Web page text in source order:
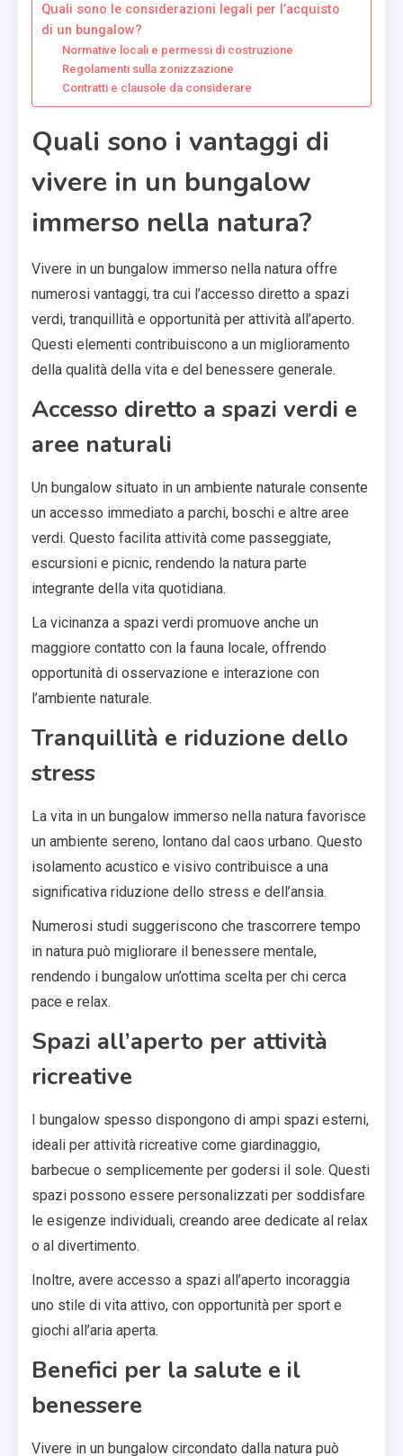
Quali sono le considerazioni legali per l’acquisto
di un bungalow?
Normative locali e permessi di costruzione
Regolamenti sulla zonizzazione
Contratti e clausole da considerare
Quali sono i vantaggi di
vivere in un bungalow
immerso nella natura?
Vivere in un bungalow immerso nella natura offre
numerosi vantaggi, tra cui l’accesso diretto a spazi
verdi, tranquillità e opportunità per attività all’aperto.
Questi elementi contribuiscono a un miglioramento
della qualità della vita e del benessere generale.
Accesso diretto a spazi verdi e
aree naturali
Un bungalow situato in un ambiente naturale consente
un accesso immediato a parchi, boschi e altre aree
verdi. Questo facilita attività come passeggiate,
escursioni e picnic, rendendo la natura parte
integrante della vita quotidiana.
La vicinanza a spazi verdi promuove anche un
maggiore contatto con la fauna locale, offrendo
opportunità di osservazione e interazione con
l’ambiente naturale.
Tranquillità e riduzione dello
stress
La vita in un bungalow immerso nella natura favorisce
un ambiente sereno, lontano dal caos urbano. Questo
isolamento acustico e visivo contribuisce a una
significativa riduzione dello stress e dell’ansia.
Numerosi studi suggeriscono che trascorrere tempo
in natura può migliorare il benessere mentale,
rendendo i bungalow un’ottima scelta per chi cerca
pace e relax.
Spazi all’aperto per attività
ricreative
I bungalow spesso dispongono di ampi spazi esterni,
ideali per attività ricreative come giardinaggio,
barbecue o semplicemente per godersi il sole. Questi
spazi possono essere personalizzati per soddisfare
le esigenze individuali, creando aree dedicate al relax
o al divertimento.
Inoltre, avere accesso a spazi all’aperto incoraggia
uno stile di vita attivo, con opportunità per sport e
giochi all’aria aperta.
Benefici per la salute e il
benessere
Vivere in un bungalow circondato dalla natura può